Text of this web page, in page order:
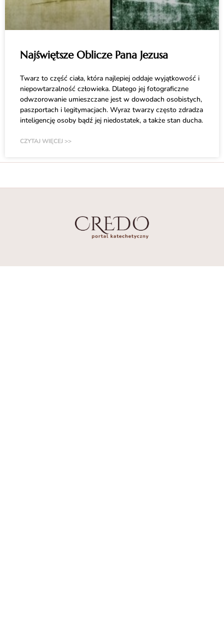
Najświętsze Oblicze Pana Jezusa
Twarz to część ciała, która najlepiej oddaje wyjątkowość i
niepowtarzalność człowieka. Dlatego jej fotograficzne
odwzorowanie umieszczane jest w dowodach osobistych,
paszportach i legitymacjach. Wyraz twarzy często zdradza
inteligencję osoby bądź jej niedostatek, a także stan ducha.
CZYTAJ WIĘCEJ >>